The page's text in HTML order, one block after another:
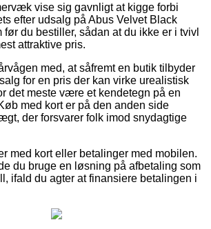
vise sig gavnligt at kigge forbi
efter udsalg på Abus Velvet Black
du bestiller, sådan at du ikke er i tvivl
attraktive pris.
med, at såfremt en butik tilbyder
for en pris der kan virke urealistisk
det meste være et kendetegn på en
med kort er på den anden side
der forsvarer folk imod snydagtige
med kort eller betalinger med mobilen.
du bruge en løsning på afbetaling som
ifald du agter at finansiere betalingen i